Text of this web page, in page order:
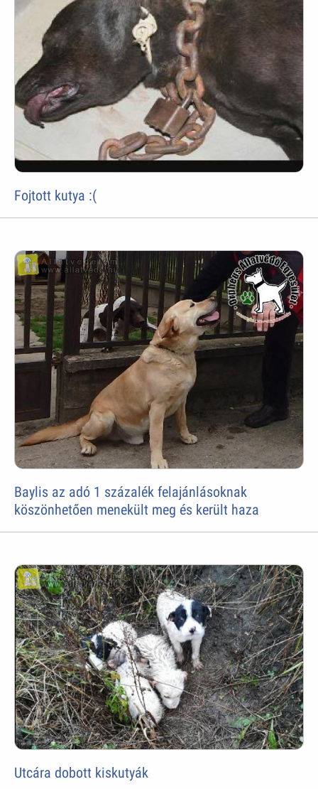
Fojtott kutya :(
Baylis az adó 1 százalék felajánlásoknak
köszönhetően menekült meg és került haza
Utcára dobott kiskutyák